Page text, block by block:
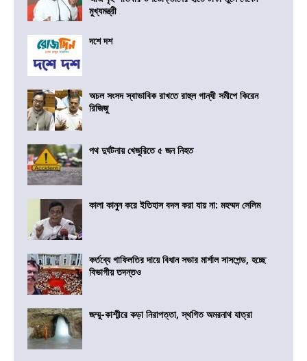
মুখ্যমন্ত্রী
দশে দশ
অচল সংসদ স্বাভাবিক রাখতে রাহুল গান্ধী সমীপে কিরেন
রিজিজু
পথ দুর্ঘটনায় খেজুরিতে ৫ জন নিহত
কালা কানুন করে ইতিহাস বদল করা যায় না: মহম্মদ সেলিম
কর্তব্যে গাফিলতির দায়ে বিধান সভার মার্শাল সাসপেন্ড, হচ্ছে
বিভাগীয় তদন্তও
জম্মু-কাশ্মীরে কড়া নিরাপত্তা, স্থগিত অমরনাথ যাত্রা